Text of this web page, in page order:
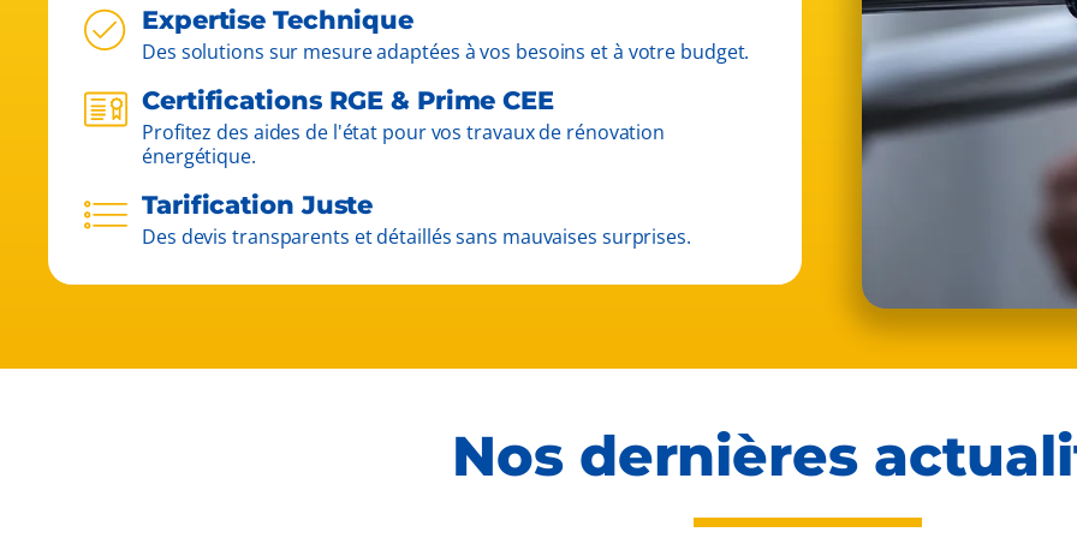
Expertise Technique
Des solutions sur mesure adaptées à vos besoins et à votre budget.
Certifications RGE & Prime CEE
Profitez des aides de l'état pour vos travaux de rénovation
énergétique.
Tarification Juste
Des devis transparents et détaillés sans mauvaises surprises.
Nos dernières